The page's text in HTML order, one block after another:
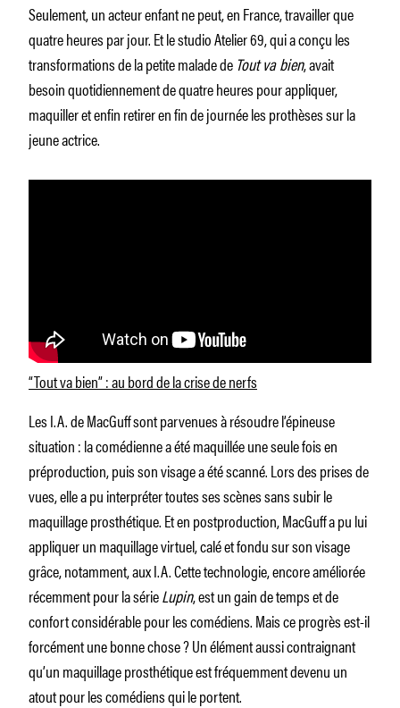
Seulement, un acteur enfant ne peut, en France, travailler que
quatre heures par jour. Et le studio Atelier 69, qui a conçu les
transformations de la petite malade de Tout va bien, avait
besoin quotidiennement de quatre heures pour appliquer,
maquiller et enfin retirer en fin de journée les prothèses sur la
jeune actrice.
“Tout va bien” : au bord de la crise de nerfs
Les I.A. de MacGuff sont parvenues à résoudre l’épineuse
situation : la comédienne a été maquillée une seule fois en
préproduction, puis son visage a été scanné. Lors des prises de
vues, elle a pu interpréter toutes ses scènes sans subir le
maquillage prosthétique. Et en postproduction, MacGuff a pu lui
appliquer un maquillage virtuel, calé et fondu sur son visage
grâce, notamment, aux I.A. Cette technologie, encore améliorée
récemment pour la sérieLupin, est un gain de temps et de
confort considérable pour les comédiens. Mais ce progrès est-il
forcément une bonne chose ? Un élément aussi contraignant
qu’un maquillage prosthétique est fréquemment devenu un
atout pour les comédiens qui le portent.